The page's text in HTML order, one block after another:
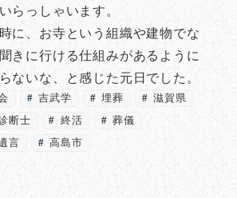
らっしゃいます。
に、お寺という組織や建物でな
きに行ける仕組みがあるように
ないな、と感じた元日でした。
吉武学 埋葬
滋賀県
断士 終活
葬儀
言 高島市